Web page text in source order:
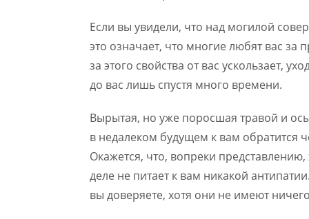
Если вы увидели, что над могилой
это означает, что многие любят вас
за этого свойства от вас ускользает,
до вас лишь спустя много времени.
Вырытая, но уже поросшая травой и
в недалеком будущем к вам обратится
Окажется, что, вопреки
деле не питает к вам никакой
вы доверяете, хотя они не имеют